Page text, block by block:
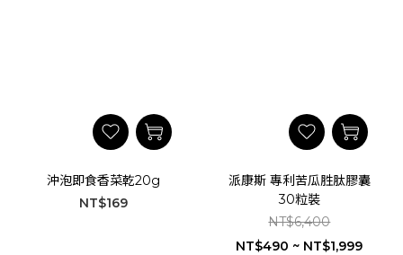
沖泡即食香菜乾20g
NT$169
派康斯 專利苦瓜胜肽膠囊
30粒裝
NT$6,400
NT$490 ~ NT$1,999